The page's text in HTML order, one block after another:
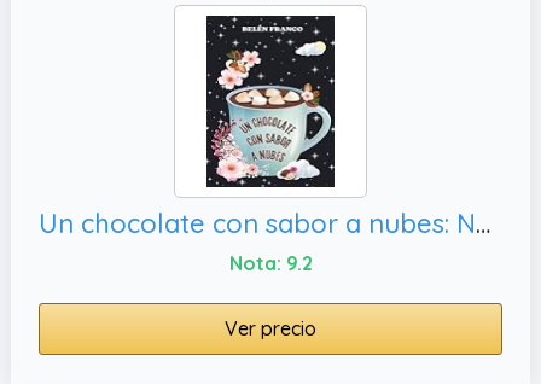
Un chocolate con sabor a nubes: Novela de romance y misterio. Una historia de segundas oportunidades, donde pasión e intriga se entrelazan entre ... distintas que te robarán el corazón.)
Nota: 9.2
Ver precio